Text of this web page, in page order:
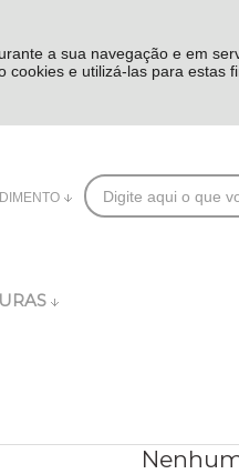
a sua navegação e em
e utilizá-las para estas